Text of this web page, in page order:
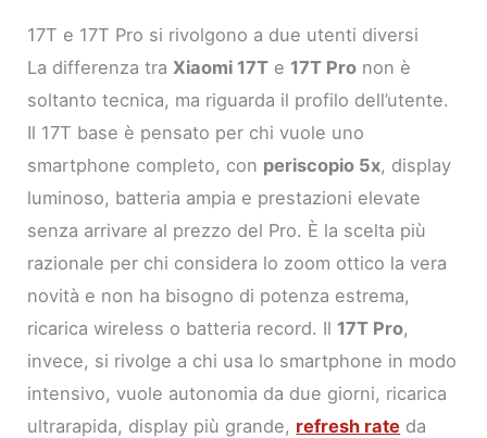
17T e 17T Pro si rivolgono a due utenti diversi
La differenza tra Xiaomi 17T e 17T Pro non è
soltanto tecnica, ma riguarda il profilo dell’utente.
Il 17T base è pensato per chi vuole uno
smartphone completo, con periscopio 5x, display
luminoso, batteria ampia e prestazioni elevate
senza arrivare al prezzo del Pro. È la scelta più
razionale per chi considera lo zoom ottico la vera
novità e non ha bisogno di potenza estrema,
ricarica wireless o batteria record. Il 17T Pro,
invece, si rivolge a chi usa lo smartphone in modo
intensivo, vuole autonomia da due giorni, ricarica
ultrarapida, display più grande, refresh rate da